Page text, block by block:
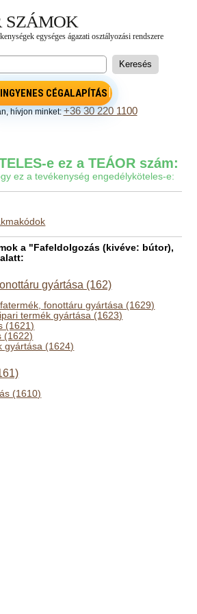
INGYENES CÉGALAPÍTÁS
hívjon minket:+36 30 220 1100
e ez a TEÁOR szám:
ez a tevékenység engedélyköteles-e:
a "Fafeldolgozás (kivéve: bútor),
gyártása (162)
fonottáru gyártása (1629)
termék gyártása (1623)
(1621)
(1622)
gyártása (1624)
(1610)